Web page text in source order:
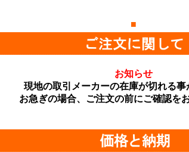
■
お知らせ
現地の取引メーカーの在庫が切れる事
お急ぎの場合、ご注文の前にご確認を